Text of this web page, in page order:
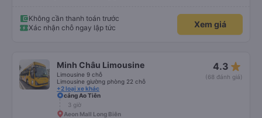
Không cần thanh toán trước
Xác nhận chỗ ngay lập tức
Xem giá
Minh Châu Limousine
Limousine 9 chỗ
Limousine giường phòng 22 chỗ
+2 loại xe khác
4.3 star_rate
(68 đánh giá)
cảng Ao Tiên
3 giờ
Aeon Mall Long Biên